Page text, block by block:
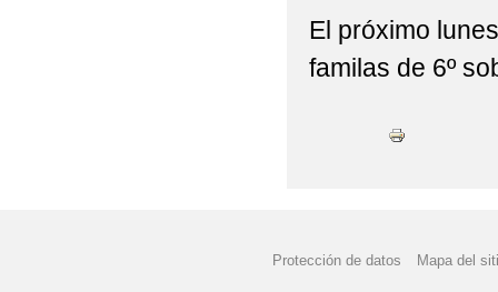
El próximo
familas de 6º
Protección de datos Mapa del